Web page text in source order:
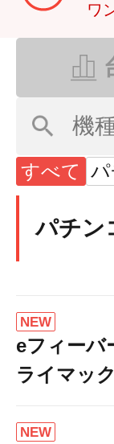
ワ
すべて パ
パチン
NEW
eフィーバ
ライマッ
NEW